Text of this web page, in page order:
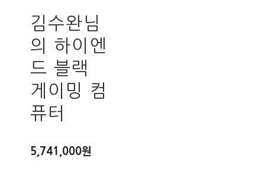
김수완님
의 하이엔
드 블랙
게이밍 컴
퓨터
5,741,000원